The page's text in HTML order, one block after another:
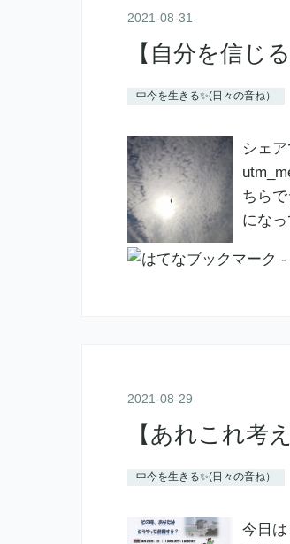
2021-08-31
【自分を信じる
中今を生きる✨(日々の音ね）
シェ
ちら
にな
2021-08-29
【あれこれ考
中今を生きる✨(日々の音ね）
今日は